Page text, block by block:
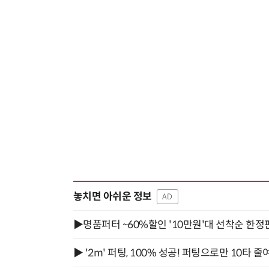
놓치면 아쉬운 정보 AD
▶명품퍼터 ~60%할인 '10만원'대 선착순 한정
▶ '2m' 퍼팅, 100% 성공! 퍼팅으로만 10타 줄